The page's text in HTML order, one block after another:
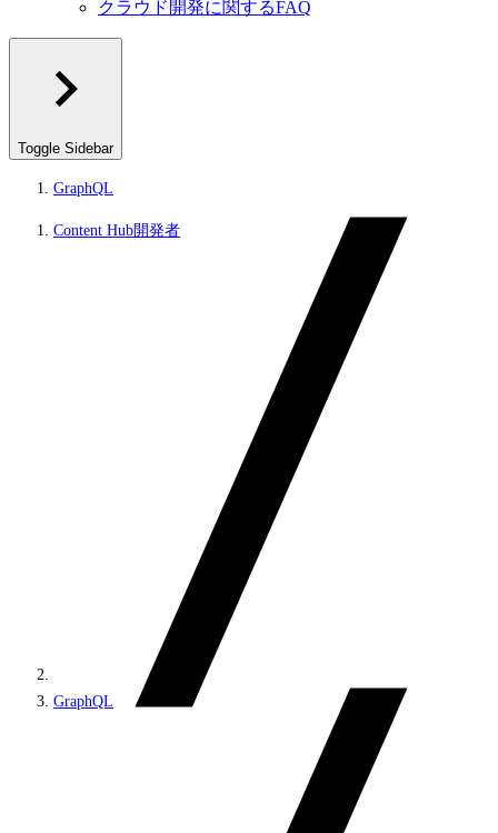
クラウド開発に関するFAQ
Toggle Sidebar
GraphQL
Content Hub開発者
GraphQL